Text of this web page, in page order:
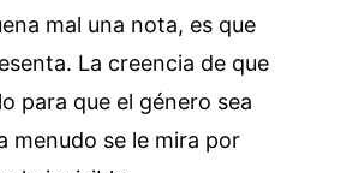
mal una nota, es que
La creencia de que
para que el género sea
menudo se le mira por